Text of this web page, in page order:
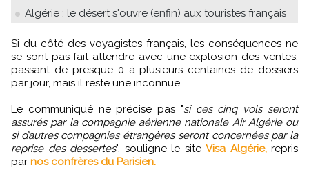
Algérie : le désert s'ouvre (enfin) aux touristes français
Si du côté des voyagistes français, les conséquences ne
se sont pas fait attendre avec une explosion des ventes,
passant de presque 0 à plusieurs centaines de dossiers
par jour, mais il reste une inconnue.
Le communiqué ne précise pas "si ces cinq vols seront
assurés par la compagnie aérienne nationale Air Algérie ou
si d’autres compagnies étrangères seront concernées par la
reprise des dessertes", souligne le site Visa Algérie,repris
par nos confrères du Parisien.